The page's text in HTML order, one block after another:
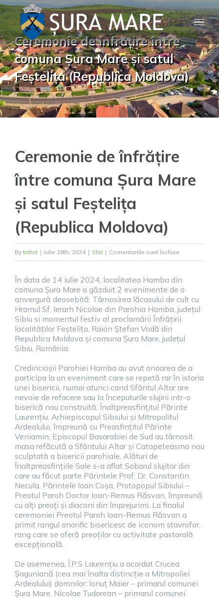
Skip
contentCeremonie de înfrățire între
comuna Șura Mare și satul
Feștelița (Republica Moldova)
Ceremonie de înfrățire
între comuna Șura Mare
și satul Feștelița
(Republica Moldova)
By tnttnt | iulie 18th, 2024 | Stiri | Comentariile sunt închise
Ceremonie
înfrățire
între
comuna
Șura
Mare
Feștelița
(Republica
Moldova)
În data de 14 iulie 2024, localitatea Hamba din
comuna Șura Mare a găzduit 2 evenimente de o
anvergură deosebită: Târnosirea lăcasului de cult cu
Hramul Sf. Ierarh Nicolae din Parohia Hamba, județul
Sibiu si momentul festiv al proclamării Înfrățirii
localităților Feștelița, Raion Ștefan Vodă din
Republica Moldova și comuna Șura Mare, județul
Sibiu, România.
Credincioșii Parohiei Hamba au avut onoarea de a
participa la un eveniment care se repetă rar în istoria
unei bisericii, numai atunci cand Sfântul Altar are
nevoie de refacere sau la începuturile slujirii intr-o
biserică nou construită. Înaltpreasfințitul Părinte
Laurențiu, Arhiepiscopul Sibiului și Mitropolitul
Ardealului, împreună cu Preasfințitul Părinte
Veniamin, Episcopul Basarabiei de Sud au târnosit
masa refăcută a Sfântului Altar și Catapeteasma nou
sculptată a bisericii parohiale. Alături de
Înaltpreasfințiile Sale s-a aflat Soborul slujitor din
care au făcut parte Părintele Prof. Dr. Constantin
Necula, Părintele Ioan Coșa, Protopopul Sibiului –
Preotul Paroh Doctor Ioan-Remus Răsvan, împreună
cu alți preoți și diaconi din împrejurimi. La finalul
ceremoniei Preotul Paroh Ioan-Remus Răsvan a
primit rangul onorific bisericesc de iconom stavrofor,
rang care se oferă preoților cu activitate pastorală
excepțională.
De asemenea, Î.P.S Laurențiu a acordat Crucea
Șaguniană (cea mai înalta distincție a Mitropoliei
Ardealului) domnilor: Ionuț Maier – primarul comunei
Șura Mare, Nicolae Tudorean – primarul comunei